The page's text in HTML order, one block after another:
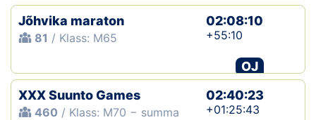
Jõhvika maraton
81 / Klass: M65
02:08:10
+55:10
OJ
XXX Suunto Games
460 / Klass: M70 − summa
02:40:23
+01:25:43